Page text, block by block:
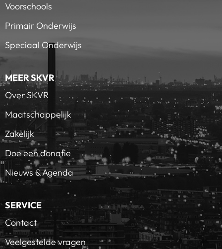
Voorschools
Primair Onderwijs
Speciaal Onderwijs
MEER SKVR
Over SKVR
Maatschappelijk
Zakelijk
Doe een donatie
Nieuws & Agenda
SERVICE
Contact
Veelgestelde vragen